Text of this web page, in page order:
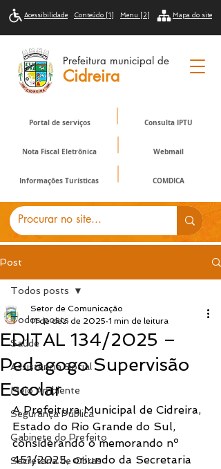
Portal de serviços Consulta IPTU
Nota Fiscal Eletrônica
Informações Turísticas COMDICA
Webmail
Acessibilidade Conteúdo [1] Menu [2] Mapa do site
Prefeitura municipal de
Cidreira
Post
Todos posts
Saúde
Assistência Social
Meio Ambiente
Segurança Pública
Gabinete do Prefeito
Secretaria de Obras
Todos posts
EDITAL 134/2025 –
Pedagogo Supervisão
Escolar
Setor de Comunicação
11 de dez. de 2025 1 min de leitura
A Prefeitura Municipal de Cidreira,
Estado do Rio Grande do Sul,
considerando o memorando nº
451/2025, oriundo da Secretaria